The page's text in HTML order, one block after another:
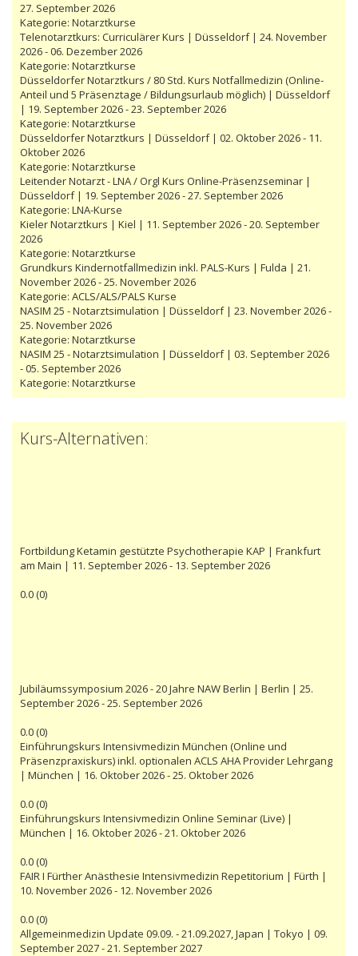
27. September 2026
Kategorie: Notarztkurse
Telenotarztkurs: Curriculärer Kurs | Düsseldorf | 24. November
2026 - 06. Dezember 2026
Kategorie: Notarztkurse
Düsseldorfer Notarztkurs / 80 Std. Kurs Notfallmedizin (Online-
Anteil und 5 Präsenztage / Bildungsurlaub möglich) | Düsseldorf
| 19. September 2026 - 23. September 2026
Kategorie: Notarztkurse
Düsseldorfer Notarztkurs | Düsseldorf | 02. Oktober 2026 - 11.
Oktober 2026
Kategorie: Notarztkurse
Leitender Notarzt - LNA / Orgl Kurs Online-Präsenzseminar |
Düsseldorf | 19. September 2026 - 27. September 2026
Kategorie: LNA-Kurse
Kieler Notarztkurs | Kiel | 11. September 2026 - 20. September
2026
Kategorie: Notarztkurse
Grundkurs Kindernotfallmedizin inkl. PALS-Kurs | Fulda | 21.
November 2026 - 25. November 2026
Kategorie: ACLS/ALS/PALS Kurse
NASIM 25 - Notarztsimulation | Düsseldorf | 23. November 2026 -
25. November 2026
Kategorie: Notarztkurse
NASIM 25 - Notarztsimulation | Düsseldorf | 03. September 2026
- 05. September 2026
Kategorie: Notarztkurse
Kurs-Alternativen:
Fortbildung Ketamin gestützte Psychotherapie KAP | Frankfurt
am Main | 11. September 2026 - 13. September 2026
0.0(0)
Jubiläumssymposium 2026 - 20 Jahre NAW Berlin | Berlin | 25.
September 2026 - 25. September 2026
0.0(0)
Einführungskurs Intensivmedizin München (Online und
Präsenzpraxiskurs) inkl. optionalen ACLS AHA Provider Lehrgang
| München | 16. Oktober 2026 - 25. Oktober 2026
0.0(0)
Einführungskurs Intensivmedizin Online Seminar (Live) |
München | 16. Oktober 2026 - 21. Oktober 2026
0.0(0)
FAIR I Fürther Anästhesie Intensivmedizin Repetitorium | Fürth |
10. November 2026 - 12. November 2026
0.0(0)
Allgemeinmedizin Update 09.09. - 21.09.2027, Japan | Tokyo | 09.
September 2027 - 21. September 2027